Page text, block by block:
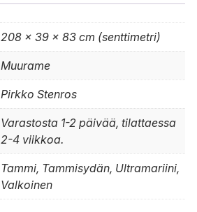
208 × 39 × 83 cm (senttimetri)
Muurame
Pirkko Stenros
Varastosta 1-2 päivää, tilattaessa
2-4 viikkoa.
Tammi, Tammisydän, Ultramariini,
Valkoinen